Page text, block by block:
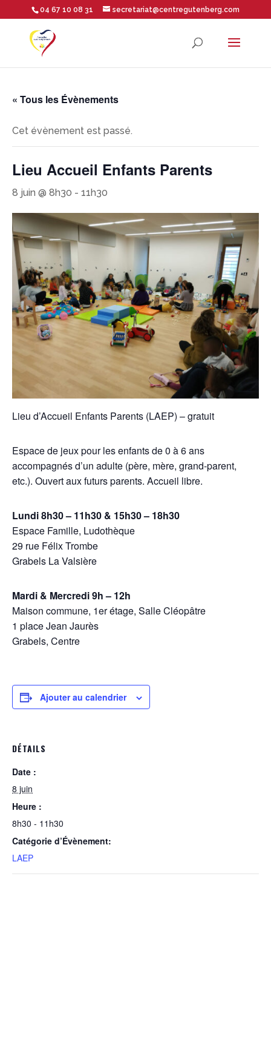
Ouvrir la barre d’outils
04 67 10 08 31 secretariat@centregutenberg.com
« Tous les Évènements
Cet évènement est passé.
Lieu Accueil Enfants Parents
8 juin @ 8h30 - 11h30
Lieu d’Accueil Enfants Parents (LAEP) – gratuit
Espace de jeux pour les enfants de 0 à 6 ans
accompagnés d’un adulte (père, mère, grand-parent,
etc.). Ouvert aux futurs parents. Accueil libre.
Lundi 8h30 – 11h30 & 15h30 – 18h30
Espace Famille, Ludothèque
29 rue Félix Trombe
Grabels La Valsière
Mardi & Mercredi 9h – 12h
Maison commune, 1er étage, Salle Cléopâtre
1 place Jean Jaurès
Grabels, Centre
Ajouter au calendrier
DÉTAILS
Date :
8 juin
Heure :
8h30 - 11h30
Catégorie d’Évènement:
LAEP